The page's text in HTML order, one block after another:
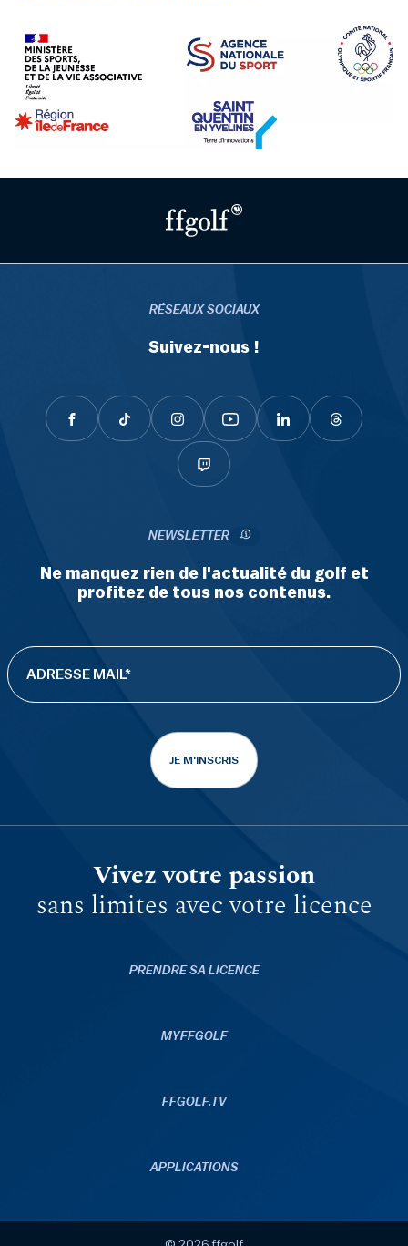
RÉSEAUX SOCIAUX
Suivez-nous !
NEWSLETTER
Ne manquez rien de l'actualité du golf et
profitez de tous nos contenus.
JE M'INSCRIS
Vivez votre passion
sans limites avec votre licence
PRENDRE SA LICENCE
MYFFGOLF
FFGOLF.TV
APPLICATIONS